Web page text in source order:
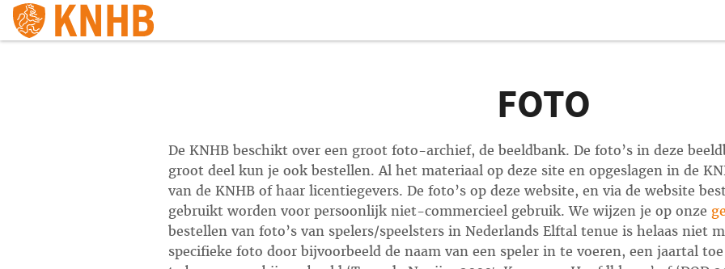
FOTO
De KNHB beschikt over een groot foto-archief, de beeldbank. De foto’s in deze
groot deel kun je ook bestellen. Al het materiaal op deze site en opgeslagen in de
van de KNHB of haar licentiegevers. De foto’s op deze website, en via de website
gebruikt worden voor persoonlijk niet-commercieel gebruik. We wijzen je op onze
bestellen van foto’s van spelers/speelsters in Nederlands Elftal tenue is helaas niet
specifieke foto door bijvoorbeeld de naam van een speler in te voeren, een jaartal